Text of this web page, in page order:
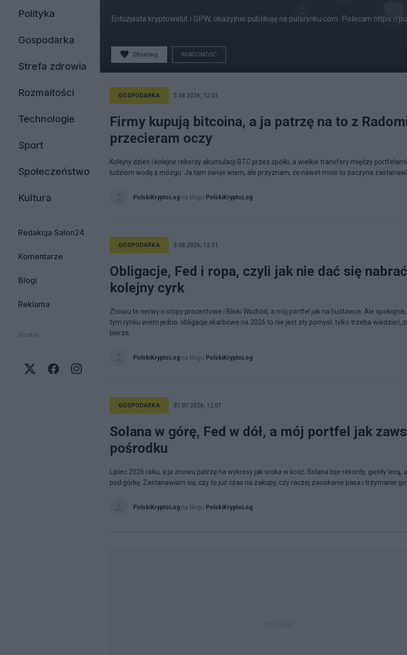
Polityka
Gospodarka
Strefa zdrowia
Rozmaitości
Technologie
Sport
Społeczeństwo
Kultura
Redakcja Salon24
Komentarze
Blogi
Reklama
Szukaj:
Entuzjasta kryptowalut i GPW, okazyjnie publikuję na pulsrynku.com Polecam https://
Obserwuj WIADOMOŚĆ
GOSPODARKA 5.08.2026, 12:01
Firmy kupują bitcoina, a ja patrzę na to z
przecieram oczy
Kolejny dzień i kolejne rekordy akumulacji BTC przez spółki, a wielkie transfery między
ludziom wodę z mózgu. Ja tam swoje wiem, ale przyznam, że nawet mnie to zaczyna
PolskiKryptoLog na blogu PolskiKryptoLog
GOSPODARKA 3.08.2026, 12:01
Obligacje, Fed i ropa, czyli jak nie dać się
kolejny cyrk
Znowu te nerwy o stopy procentowe i Bliski Wschód, a mój portfel jak na huśtawce. Ale
tym rynku wiem jedno: obligacje skarbowe na 2026 to nie jest zły pomysł, tylko trzeba wiedzieć,
bierze.
PolskiKryptoLog na blogu PolskiKryptoLog
GOSPODARKA 31.07.2026, 12:01
Solana w górę, Fed w dół, a mój portfel jak
pośrodku
Lipiec 2026 roku, a ja znowu patrzę na wykresy jak sroka w kość. Solana bije rekordy, giełdy lecą,
pod górkę. Zastanawiam się, czy to już czas na zakupy, czy raczej zaciskanie pasa i trzymanie
PolskiKryptoLog na blogu PolskiKryptoLog